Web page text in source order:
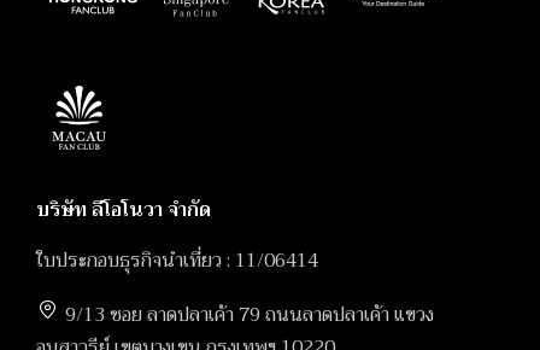
บริษัท ลีโอโนวา จำกัด
ใบประกอบธุรกิจนำเที่ยว : 11/06414
9/13 ซอย ลาดปลาเค้า 79 ถนนลาดปลาเค้า แขวง